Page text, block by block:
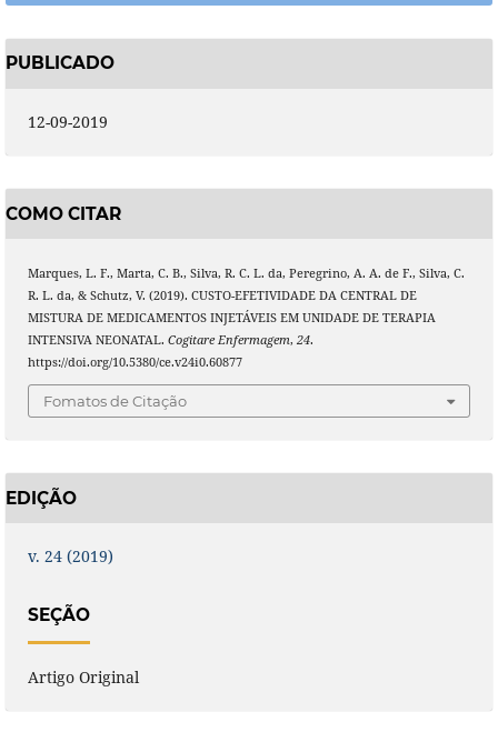
PUBLICADO
12-09-2019
COMO CITAR
Marques, L. F., Marta, C. B., Silva, R. C. L. da, Peregrino, A. A. de F., Silva, C.
R. L. da, & Schutz, V. (2019). CUSTO-EFETIVIDADE DA CENTRAL DE
MISTURA DE MEDICAMENTOS INJETÁVEIS EM UNIDADE DE TERAPIA
INTENSIVA NEONATAL. Cogitare Enfermagem, 24.
https://doi.org/10.5380/ce.v24i0.60877
Fomatos de Citação
EDIÇÃO
v. 24 (2019)
SEÇÃO
Artigo Original